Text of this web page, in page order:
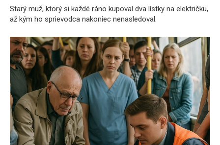
Starý muž, ktorý si každé ráno kupoval dva lístky na električku,
až kým ho sprievodca nakoniec nenasledoval.